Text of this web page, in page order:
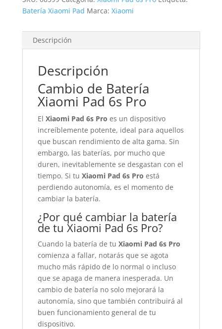
Batería Xiaomi Pad Marca: Xiaomi
Descripción
Descripción
Cambio de Batería
Xiaomi Pad 6s Pro
El Xiaomi Pad 6s Pro es un dispositivo
increíblemente potente, ideal para aquellos
que buscan rendimiento de alta gama. Sin
embargo, las baterías, por mucho que
duren, inevitablemente se desgastan con el
tiempo. Si tu Xiaomi Pad 6s Pro está
perdiendo autonomía, es el momento de
cambiar la batería.
¿Por qué cambiar la batería
de tu Xiaomi Pad 6s Pro?
Cuando la batería de tu Xiaomi Pad 6s Pro
comienza a fallar, notarás que se agota
mucho más rápido de lo normal o incluso
que se apaga de manera inesperada. Un
cambio de batería no solo mejorará la
autonomía, sino que también contribuirá al
buen funcionamiento general de tu
dispositivo.